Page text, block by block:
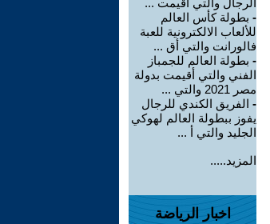
الرجال والتي أقيمت ...
- بطولة كأس العالم
للألعاب الالكترونية للعبة
فالورانت والتي أق ...
- بطولة العالم للجمباز
الفني والتي أقيمت بدولة
مصر 2021 والتي ...
- الفريق الكندي للرجال
يفوز ببطولة العالم لهوكي
الجليد والتي أ ...
المزيد.....
اخبار الرياضة